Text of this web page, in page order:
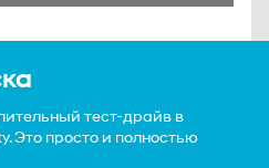
тест-драйв в
Это просто и полностью